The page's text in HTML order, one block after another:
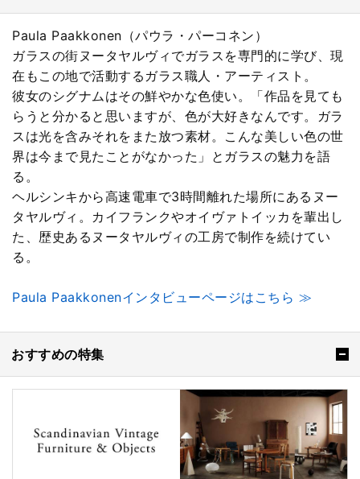
Paula Paakkonen（パウラ・パーコネン）
ガラスの街ヌータヤルヴィでガラスを専門的に学び、現
在もこの地で活動するガラス職人・アーティスト。
彼女のシグナムはその鮮やかな色使い。「作品を見ても
らうと分かると思いますが、色が大好きなんです。ガラ
スは光を含みそれをまた放つ素材。こんな美しい色の世
界は今まで見たことがなかった」とガラスの魅力を語
る。
ヘルシンキから高速電車で3時間離れた場所にあるヌー
タヤルヴィ。カイフランクやオイヴァトイッカを輩出し
た、歴史あるヌータヤルヴィの工房で制作を続けてい
る。
Paula Paakkonenインタビューページはこちら ≫
おすすめの特集